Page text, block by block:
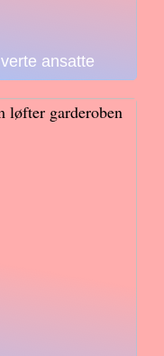
ansatte